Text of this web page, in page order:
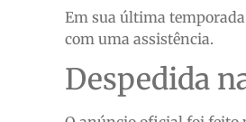
Em sua última
com uma assistência.
Despedida